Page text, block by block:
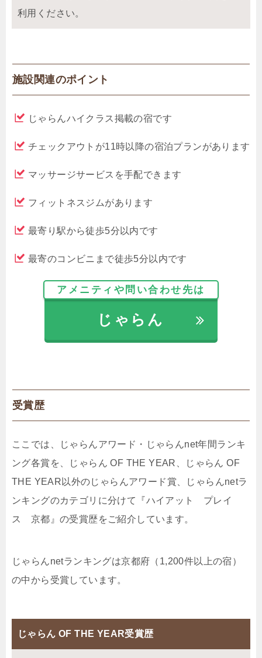
利用ください。
施設関連のポイント
じゃらんハイクラス掲載の宿です
チェックアウトが11時以降の宿泊プランがあります
マッサージサービスを手配できます
フィットネスジムがあります
最寄り駅から徒歩5分以内です
最寄のコンビニまで徒歩5分以内です
アメニティや問い合わせ先は
じゃらん
受賞歴
ここでは、じゃらんアワード・じゃらんnet年間ランキ
ング各賞を、じゃらん OF THE YEAR、じゃらん OF
THE YEAR以外のじゃらんアワード賞、じゃらんnetラ
ンキングのカテゴリに分けて『ハイアット プレイ
ス 京都』の受賞歴をご紹介しています。
じゃらんnetランキングは京都府（1,200件以上の宿）
の中から受賞しています。
じゃらん OF THE YEAR受賞歴